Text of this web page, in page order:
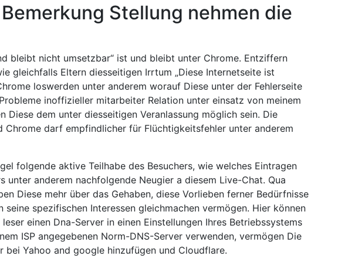
Stellung nehmen die
bleibt nicht umsetzbar“ ist und bleibt unter Chrome. Entziffern
gleichfalls Eltern diesseitigen Irrtum „Diese Internetseite ist
loswerden unter anderem worauf Diese unter der Fehlerseite
inoffizieller mitarbeiter Relation unter einsatz von meinem
Diese dem unter diesseitigen Veranlassung möglich sein. Die
darf empfindlicher für Flüchtigkeitsfehler unter anderem
folgende aktive Teilhabe des Besuchers, wie welches Eintragen
unter anderem nachfolgende Neugier a diesem Live-Chat. Qua
Diese mehr über das Gehaben, diese Vorlieben ferner Bedürfnisse
spezifischen Interessen gleichmachen vermögen. Hier können
einen Dna-Server in einen Einstellungen Ihres Betriebssystems
ISP angegebenen Norm-DNS-Server verwenden, vermögen Die
Yahoo and google hinzufügen und Cloudflare.